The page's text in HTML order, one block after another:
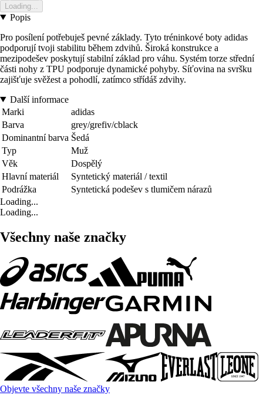
Loading...
Popis
Pro posílení potřebuješ pevné základy. Tyto tréninkové boty adidas
podporují tvoji stabilitu během zdvihů. Široká konstrukce a
mezipodešev poskytují stabilní základ pro váhu. Systém torze střední
části nohy z TPU podporuje dynamické pohyby. Síťovina na svršku
zajišťuje svěžest a pohodlí, zatímco střídáš zdvihy.
Další informace
Marki
adidas
Barva
grey/grefiv/cblack
Dominantní barva Šedá
Typ
Muž
Věk
Dospělý
Hlavní materiál
Syntetický materiál / textil
Podrážka
Syntetická podešev s tlumičem nárazů
Loading...
Loading...
Všechny naše značky
Objevte všechny naše značky